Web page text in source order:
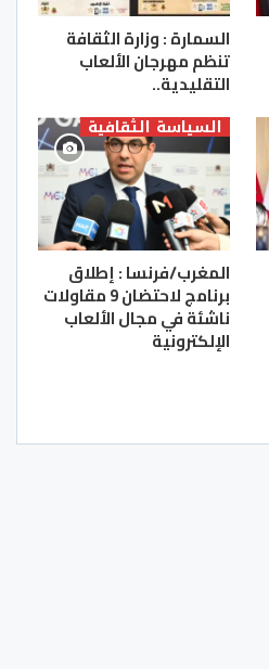
السمارة : وزارة الثقافة
تنظم مهرجان الألعاب
التقليدية..
السياسة الثقافية
المغرب/فرنسا : إطلاق
برنامج لاحتضان 9 مقاولات
ناشئة في مجال الألعاب
الإلكترونية